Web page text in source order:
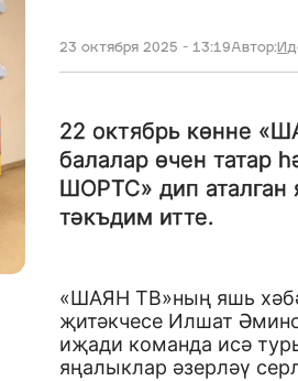
23 октября 2025 - 13:19Автор:
22 октябрь көнне
балалар өчен татар
ШОРТС» дип аталган
тәкъдим итте.
«ШАЯН ТВ»ның яшь
җитәкчесе Илшат
иҗади команда исә
яңалыклар әзерләү